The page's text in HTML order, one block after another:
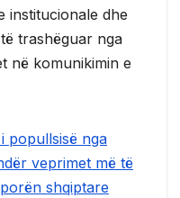
institucionale dhe
trashëguar nga
në komunikimin e
popullsisë nga
veprimet më të
shqiptare